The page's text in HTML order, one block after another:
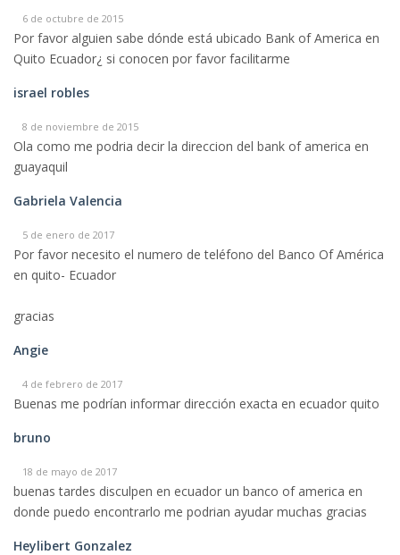
6 de octubre de 2015
Por favor alguien sabe dónde está ubicado Bank of America en
Quito Ecuador¿ si conocen por favor facilitarme
israel robles
8 de noviembre de 2015
Ola como me podria decir la direccion del bank of america en
guayaquil
Gabriela Valencia
5 de enero de 2017
Por favor necesito el numero de teléfono del Banco Of América
en quito- Ecuador
gracias
Angie
4 de febrero de 2017
Buenas me podrían informar dirección exacta en ecuador quito
bruno
18 de mayo de 2017
buenas tardes disculpen en ecuador un banco of america en
donde puedo encontrarlo me podrian ayudar muchas gracias
Heylibert Gonzalez